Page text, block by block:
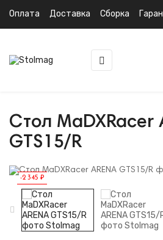
Оплата Доставка Сборка
Toggle
navigation
☰
Стол MaDXRacer
GTS15/R
-2 345 ₽